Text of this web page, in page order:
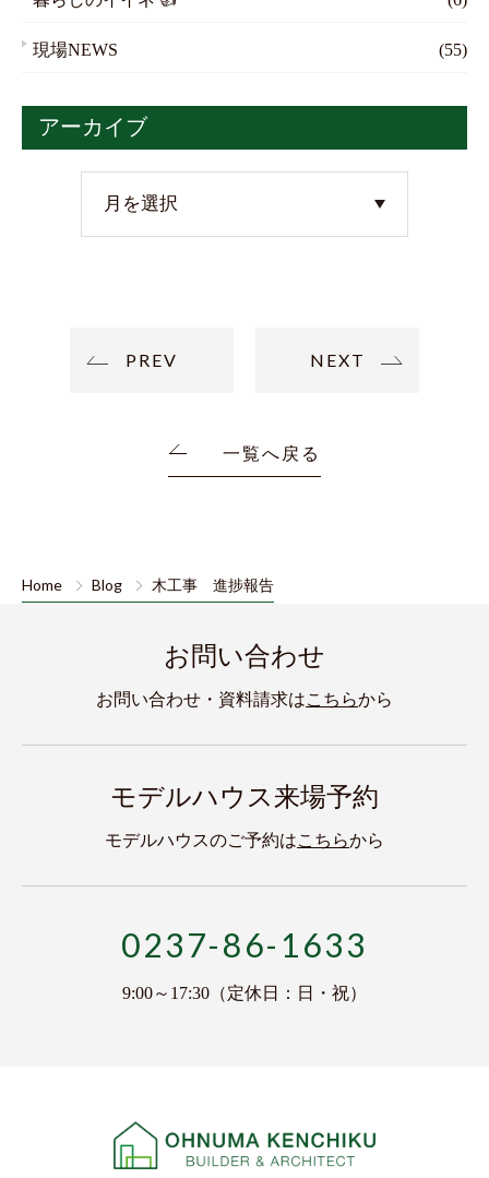
現場NEWS (55)
アーカイブ
PREV NEXT
一覧へ戻る
Home Blog 木工事 進捗報告
お問い合わせ
お問い合わせ・資料請求はこちらから
モデルハウス来場予約
モデルハウスのご予約はこちらから
0237-86-1633
9:00～17:30（定休日：日・祝）